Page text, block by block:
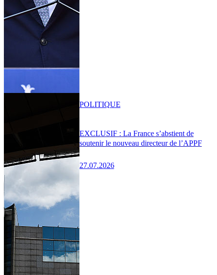
EXCLUSIF : La France s’abstient de
soutenir le nouveau directeur de l’APPF
27.07.2026
POLITIQUE